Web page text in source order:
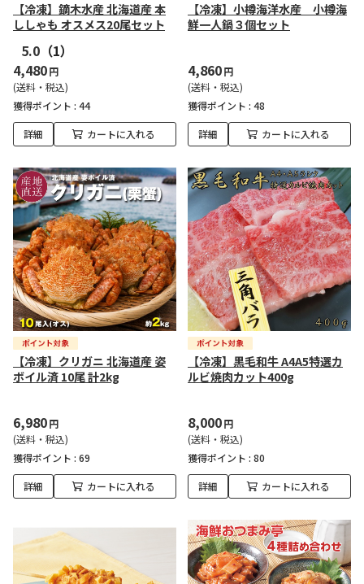
【冷凍】鏑木水産 北海道産 本
ししゃも オスメス20尾セット
5.0 （1）
4,480円
(送料・税込)
獲得ポイント : 44
詳細 カートに入れる
【冷凍】小樽海洋水産 小樽海
鮮一人鍋３個セット
4,860円
(送料・税込)
獲得ポイント : 48
詳細 カートに入れる
【冷凍】クリガニ 北海道産 姿
ボイル済 10尾 計2kg
6,980円
(送料・税込)
獲得ポイント : 69
詳細 カートに入れる
【冷凍】黒毛和牛 A4A5特選カ
ルビ焼肉カット400g
8,000円
(送料・税込)
獲得ポイント : 80
詳細 カートに入れる